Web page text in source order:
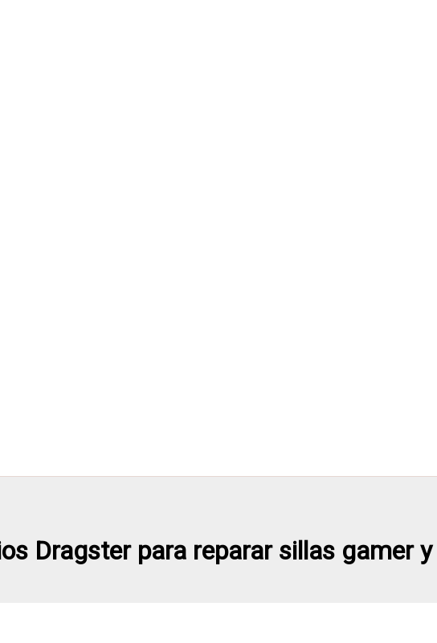
Dragster para reparar sillas gamer